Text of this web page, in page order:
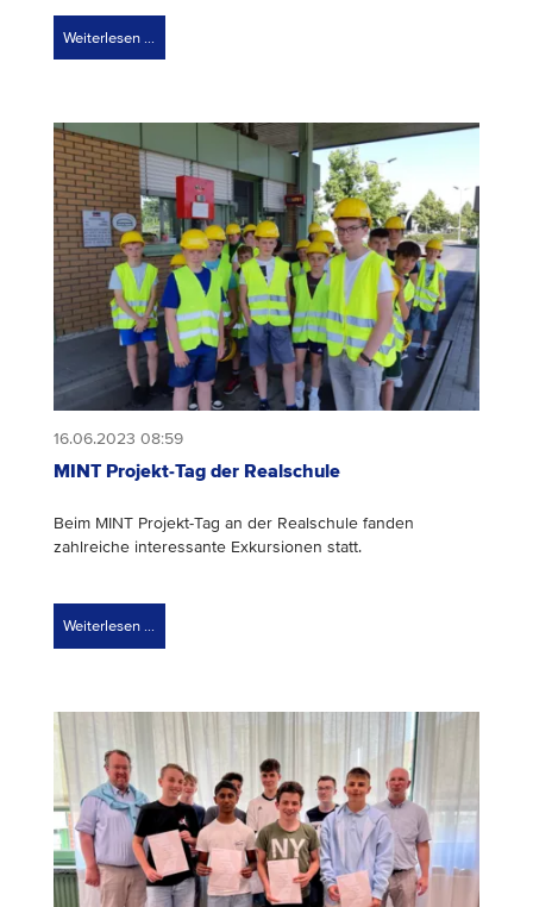
Weiterlesen …
16.06.2023 08:59
MINT Projekt-Tag der Realschule
Beim MINT Projekt-Tag an der Realschule fanden
zahlreiche interessante Exkursionen statt.
Weiterlesen …